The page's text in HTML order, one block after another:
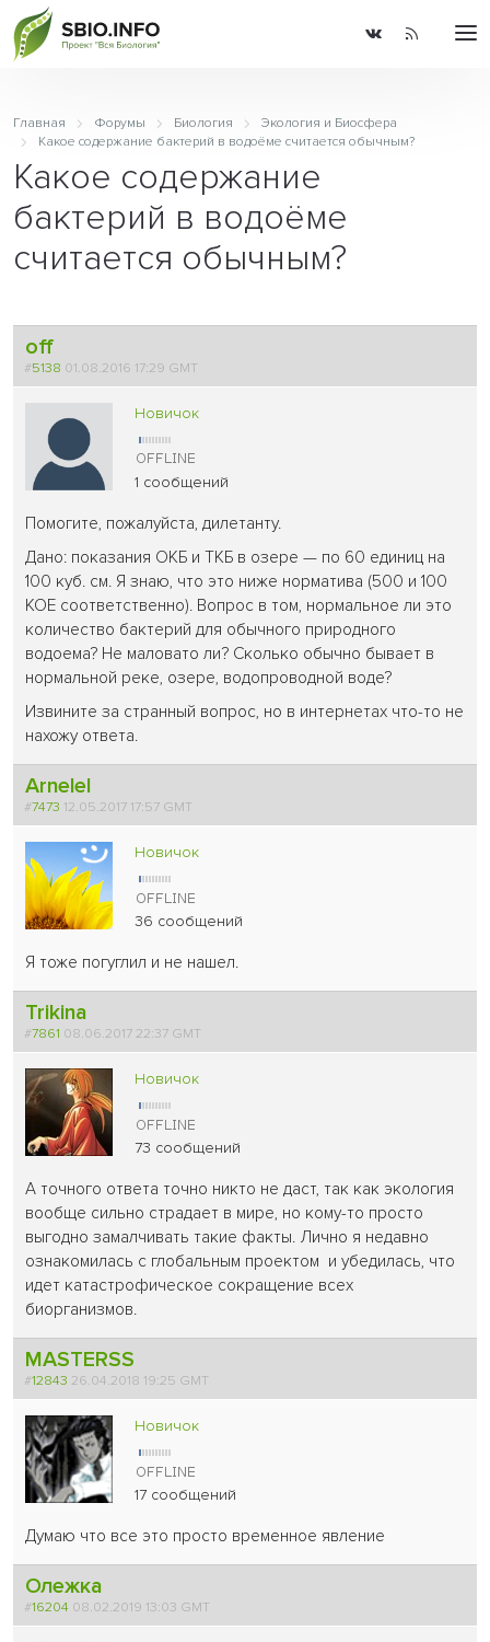
Главная Форумы Биология
Экология и Биосфера
Какое содержание бактерий в водоёме считается обычным?
Какое содержание
бактерий в водоёме
считается обычным?
off
#5138 01.08.2016 17:29 GMT
Новичок
1 сообщений
Помогите, пожалуйста, дилетанту.
Дано: показания ОКБ и ТКБ в озере — по 60 единиц на
100 куб. см. Я знаю, что это ниже норматива (500 и 100
КОЕ соответственно). Вопрос в том, нормальное ли это
количество бактерий для обычного природного
водоема? Не маловато ли? Сколько обычно бывает в
нормальной реке, озере, водопроводной воде?
Извините за странный вопрос, но в интернетах что-то не
нахожу ответа.
Arnelel
#7473 12.05.2017 17:57 GMT
Новичок
36 сообщений
Я тоже погуглил и не нашел.
Trikina
#7861 08.06.2017 22:37 GMT
Новичок
73 сообщений
А точного ответа точно никто не даст, так как экология
вообще сильно страдает в мире, но кому-то просто
выгодно замалчивать такие факты. Лично я недавно
ознакомилась с глобальным проектом и убедилась, что
идет катастрофическое сокращение всех
биорганизмов.
MASTERSS
#12843 26.04.2018 19:25 GMT
Новичок
17 сообщений
Думаю что все это просто временное явление
Олежка
#16204 08.02.2019 13:03 GMT